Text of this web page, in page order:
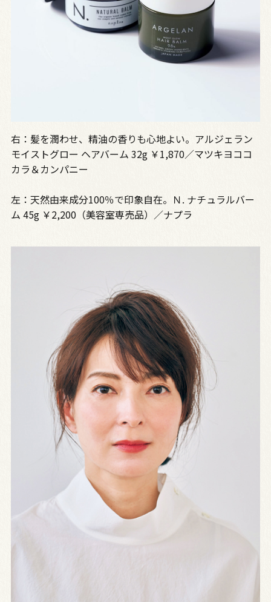
右：髪を潤わせ、精油の香りも心地よい。アルジェラン
モイストグロー ヘアバーム 32g ￥1,870／マツキヨココ
カラ＆カンパニー
左：天然由来成分100％で印象自在。Ｎ. ナチュラルバー
ム 45g ￥2,200（美容室専売品）／ナプラ